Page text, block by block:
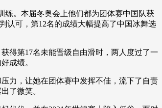
。本届冬奥会上他们都为团体赛中国队获
认可，第12名的成绩大幅提高了中国冰舞选
得第17名未能晋级自由滑时，两人度过了一
成绩。
力，让她在团体赛中发挥不佳，流下了自责
了微笑。